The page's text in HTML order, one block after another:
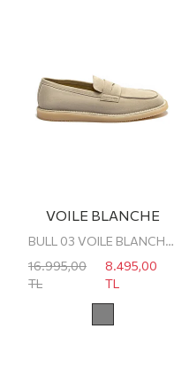
VOILE BLANCHE
BULL 03 VOILE BLANCHE ERKEK SNEAKER
16.995,00
TL
8.495,00
TL